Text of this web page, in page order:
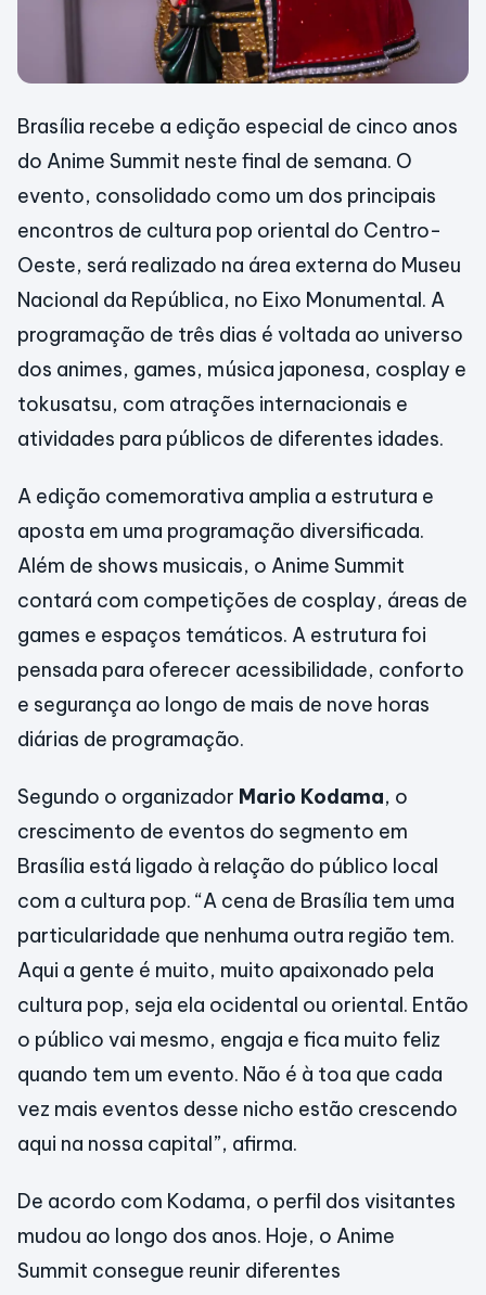
Brasília recebe a edição especial de cinco anos
do Anime Summit neste final de semana. O
evento, consolidado como um dos principais
encontros de cultura pop oriental do Centro-
Oeste, será realizado na área externa do Museu
Nacional da República, no Eixo Monumental. A
programação de três dias é voltada ao universo
dos animes, games, música japonesa, cosplay e
tokusatsu, com atrações internacionais e
atividades para públicos de diferentes idades.
A edição comemorativa amplia a estrutura e
aposta em uma programação diversificada.
Além de shows musicais, o Anime Summit
contará com competições de cosplay, áreas de
games e espaços temáticos. A estrutura foi
pensada para oferecer acessibilidade, conforto
e segurança ao longo de mais de nove horas
diárias de programação.
Segundo o organizador Mario Kodama, o
crescimento de eventos do segmento em
Brasília está ligado à relação do público local
com a cultura pop. “A cena de Brasília tem uma
particularidade que nenhuma outra região tem.
Aqui a gente é muito, muito apaixonado pela
cultura pop, seja ela ocidental ou oriental. Então
o público vai mesmo, engaja e fica muito feliz
quando tem um evento. Não é à toa que cada
vez mais eventos desse nicho estão crescendo
aqui na nossa capital”, afirma.
De acordo com Kodama, o perfil dos visitantes
mudou ao longo dos anos. Hoje, o Anime
Summit consegue reunir diferentes